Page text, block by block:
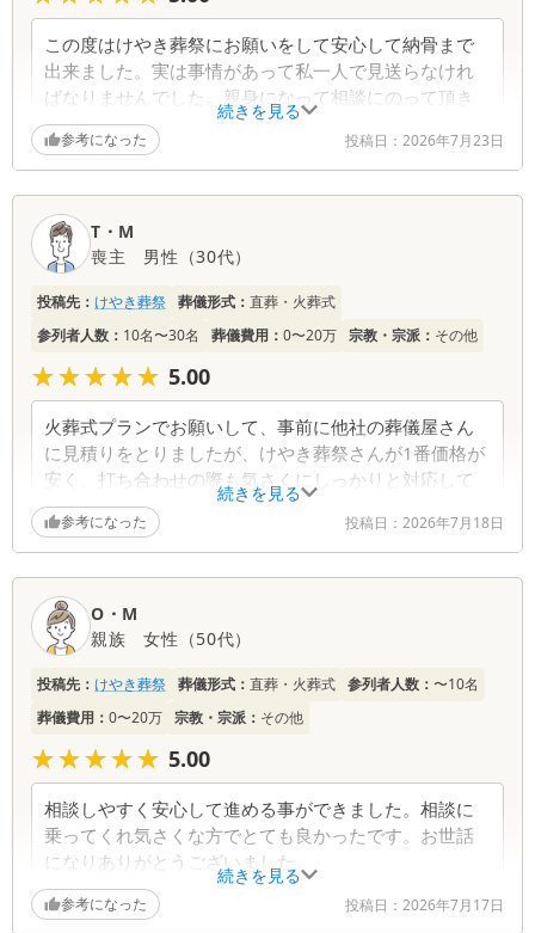
続きを見る
この度はけやき葬祭にお願いをして安心して納骨まで
出来ました。実は事情があって私一人で見送らなけれ
ばなりませんでした。親身になって相談にのって頂き
予算内で収まることが出来ました。改めてけやき葬祭
にお願いして本当にありがとうございました。亡くな
った日は菊池さん事情を聞いて頂きました。火葬、納
骨までは山内さんに最後まで親身になって相談にのっ
て頂きました。寄り添った気遣いをありがとうござい
ました。
参考になった 投稿日： 2026年7月23日
続きを見る
T・M
喪主
男性 （30代）
投稿先： けやき葬祭 葬儀形式： 直葬・火葬式
参列者人数： 10名〜30名 葬儀費用： 0〜20万 宗教・宗派： その他
★★★★★
★★★★★ 5.00
火葬式プランでお願いして、事前に他社の葬儀屋さん
に見積りをとりましたが、けやき葬祭さんが1番価格が
安く、打ち合わせの際も気さくにしっかりと対応して
下さいました。急なご依頼でも心よく対応下さりあり
がとうございました。
この度は、けやき葬祭にお任せいただき、誠にあり
お疲れが出てくる頃かと思います。慌ただしい数日
間だったことと存じますが、どうかご無理をなさら
ずお身体を大切になさってください。 ご葬儀後の
お手続きや法要の準備など、分からないことやお困
りごとがございましたら、いつでもお気軽にご連絡
ください。私どもでお力になれることがございまし
たら、精一杯お手伝いさせていただきます。 故人
様との大切なお別れのお時間をお手伝いできました
こと、スタッフ一同心より感謝しております。 今
後ともどうぞよろしくお願いいたします。このたび
参考になった 投稿日： 2026年7月18日
続きを見る
O・M
親族
女性 （50代）
投稿先： けやき葬祭 葬儀形式： 直葬・火葬式 参列者人数： 〜10名
葬儀費用： 0〜20万 宗教・宗派： その他
★★★★★
★★★★★ 5.00
相談しやすく安心して進める事ができました。相談に
乗ってくれ気さくな方でとても良かったです。お世話
になりありがとうございました。
葬儀社からの返信コメント
参考になった 投稿日： 2026年7月17日